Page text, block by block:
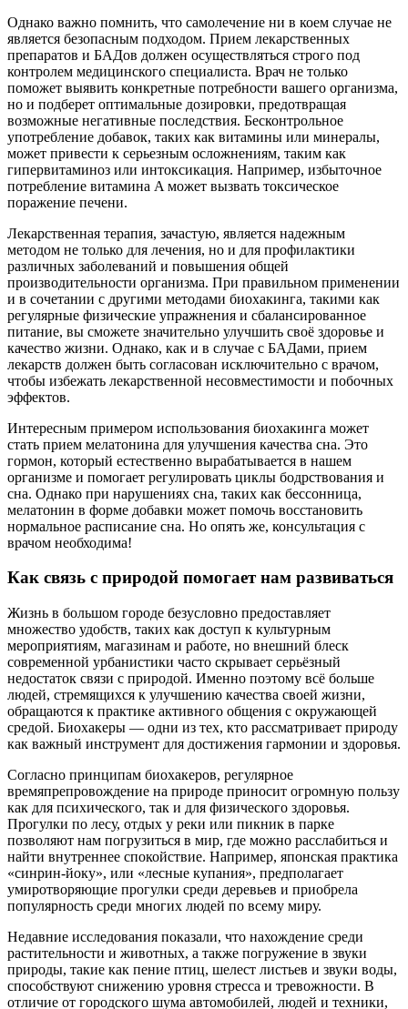
Однако важно помнить, что самолечение ни в коем случае не
является безопасным подходом. Прием лекарственных
препаратов и БАДов должен осуществляться строго под
контролем медицинского специалиста. Врач не только
поможет выявить конкретные потребности вашего организма,
но и подберет оптимальные дозировки, предотвращая
возможные негативные последствия. Бесконтрольное
употребление добавок, таких как витамины или минералы,
может привести к серьезным осложнениям, таким как
гипервитаминоз или интоксикация. Например, избыточное
потребление витамина A может вызвать токсическое
поражение печени.
Лекарственная терапия, зачастую, является надежным
методом не только для лечения, но и для профилактики
различных заболеваний и повышения общей
производительности организма. При правильном применении
и в сочетании с другими методами биохакинга, такими как
регулярные физические упражнения и сбалансированное
питание, вы сможете значительно улучшить своё здоровье и
качество жизни. Однако, как и в случае с БАДами, прием
лекарств должен быть согласован исключительно с врачом,
чтобы избежать лекарственной несовместимости и побочных
эффектов.
Интересным примером использования биохакинга может
стать прием мелатонина для улучшения качества сна. Это
гормон, который естественно вырабатывается в нашем
организме и помогает регулировать циклы бодрствования и
сна. Однако при нарушениях сна, таких как бессонница,
мелатонин в форме добавки может помочь восстановить
нормальное расписание сна. Но опять же, консультация с
врачом необходима!
Как связь с природой помогает нам развиваться
Жизнь в большом городе безусловно предоставляет
множество удобств, таких как доступ к культурным
мероприятиям, магазинам и работе, но внешний блеск
современной урбанистики часто скрывает серьёзный
недостаток связи с природой. Именно поэтому всё больше
людей, стремящихся к улучшению качества своей жизни,
обращаются к практике активного общения с окружающей
средой. Биохакеры — одни из тех, кто рассматривает природу
как важный инструмент для достижения гармонии и здоровья.
Согласно принципам биохакеров, регулярное
времяпрепровождение на природе приносит огромную пользу
как для психического, так и для физического здоровья.
Прогулки по лесу, отдых у реки или пикник в парке
позволяют нам погрузиться в мир, где можно расслабиться и
найти внутреннее спокойствие. Например, японская практика
«синрин-йоку», или «лесные купания», предполагает
умиротворяющие прогулки среди деревьев и приобрела
популярность среди многих людей по всему миру.
Недавние исследования показали, что нахождение среди
растительности и животных, а также погружение в звуки
природы, такие как пение птиц, шелест листьев и звуки воды,
способствуют снижению уровня стресса и тревожности. В
отличие от городского шума автомобилей, людей и техники,